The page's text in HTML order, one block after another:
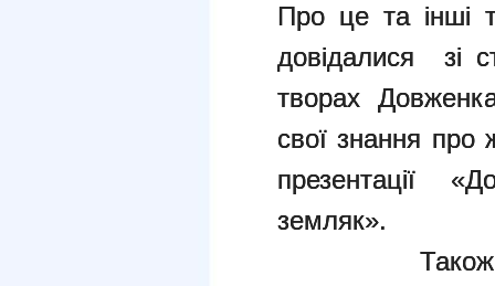
Про це та інші
довідалися зі
творах
свої знання про
презентації
земляк».
Також була